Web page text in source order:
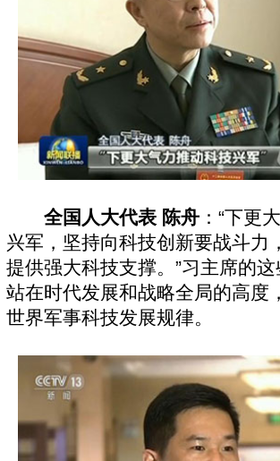
全国人大代表 陈舟 ：“下更
兴军，坚持向科技创新要战斗力
提供强大科技支撑。”习主席的这
站在时代发展和战略全局的高度
世界军事科技发展规律。